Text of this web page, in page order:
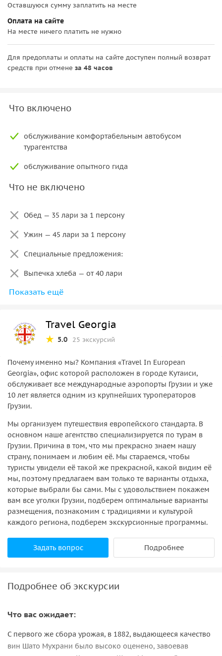
Оставшуюся сумму заплатить на месте
Оплата на сайте
На месте ничего платить не нужно
Для предоплаты и оплаты на сайте доступен полный возврат
средств при отмене за 48 часов
Что включено
обслуживание комфортабельным автобусом
турагентства
обслуживание опытного гида
Что не включено
Обед — 35 лари за 1 персону
Ужин — 45 лари за 1 персону
Специальные предложения:
Выпечка хлеба — от 40 лари
Приготовление чурчхелы — от 70 лари
Верховая езда — 80 лари/час, 60 лари/30 минут
Показать ещё
Travel Georgia
5.0 25 экскурсий
Почему именно мы? Компания «Travel In European
Georgia», офис которой расположен в городе Кутаиси,
обслуживает все международные аэропорты Грузии и уже
10 лет является одним из крупнейших туроператоров
Грузии.
Мы организуем путешествия европейского стандарта. В
основном наше агентство специализируется по турам в
Грузии. Причина в том, что мы прекрасно знаем нашу
страну, понимаем и любим её. Мы стараемся, чтобы
туристы увидели её такой же прекрасной, какой видим её
мы, поэтому предлагаем вам только те варианты отдыха,
которые выбрали бы сами. Мы с удовольствием покажем
вам все уголки Грузии, подберем оптимальные варианты
размещения, познакомим с традициями и культурой
каждого региона, подберем экскурсионные программы.
Задать вопрос Подробнее
Подробнее об экскурсии
Что вас ожидает:
С первого же сбора урожая, в 1882, выдающееся качество
вин Шато Мухрани было высоко оценено, завоевав